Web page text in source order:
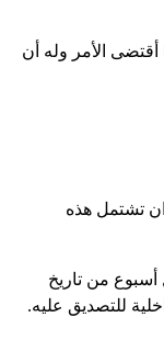
الأمر وله أن
تشتمل هذه
من تاريخ
للتصديق عليه.